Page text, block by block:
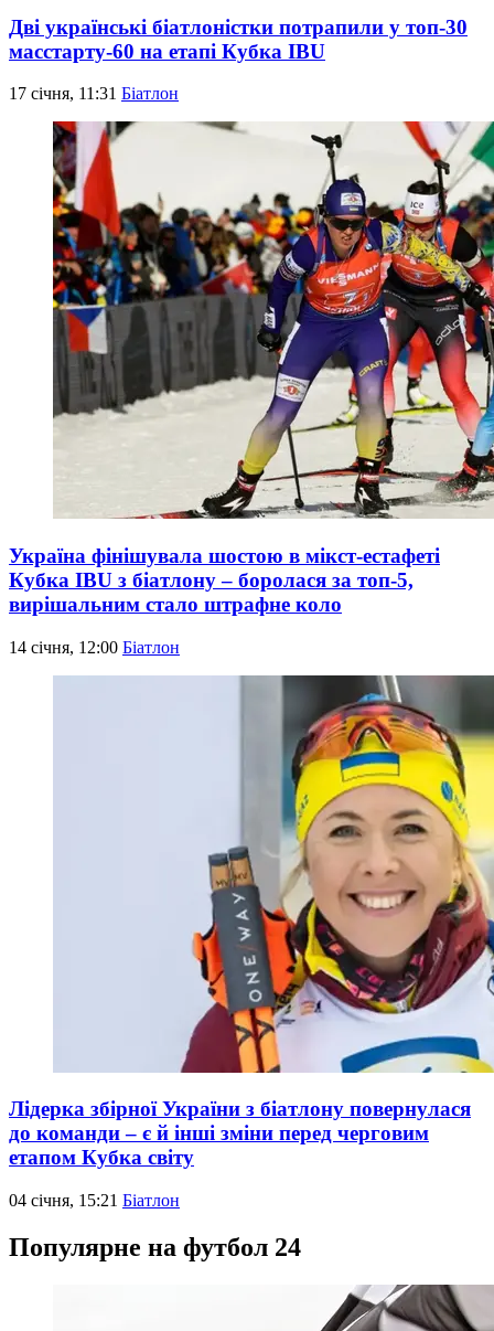
Дві українські біатлоністки потрапили у топ-30
масстарту-60 на етапі Кубка IBU
17 січня, 11:31 Біатлон
Україна фінішувала шостою в мікст-естафеті
Кубка IBU з біатлону – боролася за топ-5,
вирішальним стало штрафне коло
14 січня, 12:00 Біатлон
Лідерка збірної України з біатлону повернулася
до команди – є й інші зміни перед черговим
етапом Кубка світу
04 січня, 15:21 Біатлон
Популярне на футбол 24